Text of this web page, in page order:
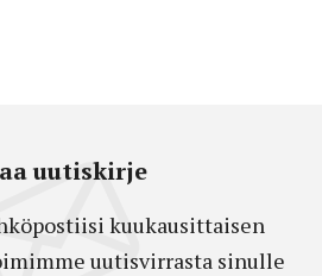
uutiskirje
kuukausittaisen
uutisvirrasta sinulle